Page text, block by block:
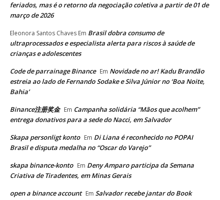
feriados, mas é o retorno da negociação coletiva a partir de 01 de
março de 2026
Eleonora Santos Chaves Em Brasil dobra consumo de
ultraprocessados e especialista alerta para riscos à saúde de
crianças e adolescentes
Code de parrainage Binance Em Novidade no ar! Kadu Brandão
estreia ao lado de Fernando Sodake e Silva Júnior no ‘Boa Noite,
Bahia’
Binance注册奖金 Em Campanha solidária “Mãos que acolhem”
entrega donativos para a sede do Nacci, em Salvador
Skapa personligt konto Em Di Liana é reconhecido no POPAI
Brasil e disputa medalha no “Oscar do Varejo”
skapa binance-konto Em Deny Amparo participa da Semana
Criativa de Tiradentes, em Minas Gerais
open a binance account Em Salvador recebe jantar do Book